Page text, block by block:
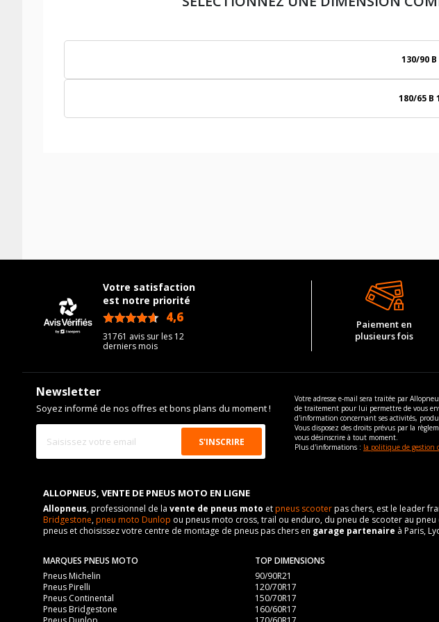
130/90 B
180/65 B
Votre satisfaction
est notre priorité
4,6
31761 avis sur les 12
derniers mois
Paiement en
plusieurs fois
Newsletter
Soyez informé de nos offres et bons plans du moment !
Votre adresse e-mail sera traitée par
de traitement pour lui permettre de vous
d'information concernant ses activités,
Vous disposez des droits prévus par la
vous désinscrire à tout moment.
Plus d'informations : la politique de gestion
ALLOPNEUS, VENTE DE PNEUS MOTO EN LIGNE
Allopneus, professionnel de la vente de pneus moto etpneus scooterpas chers, est le leader
Bridgestone,pneu moto Dunlop ou pneus moto cross, trail ou enduro, du pneu de scooter au
pneus et choisissez votre centre de montage de pneus pas chers en garage partenaire à Paris,
MARQUES PNEUS MOTO
Pneus Michelin
Pneus Pirelli
Pneus Continental
Pneus Bridgestone
TOP DIMENSIONS
90/90R21
120/70R17
150/70R17
160/60R17